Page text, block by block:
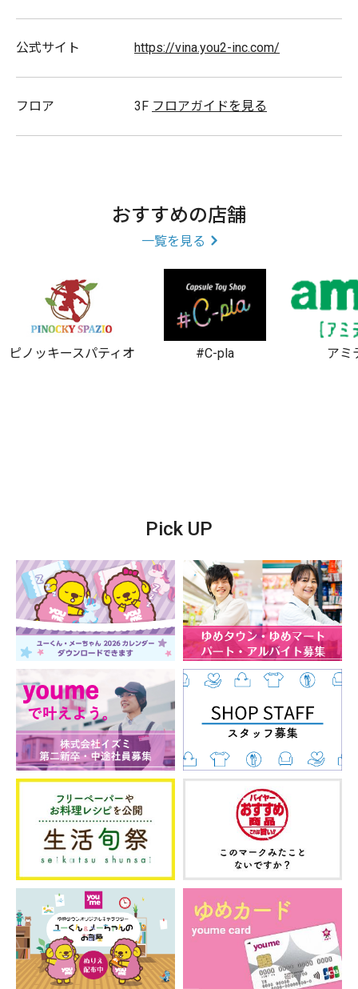
公式サイト https://vina.you2-inc.com/
フロア 3F フロアガイドを見る
おすすめの店舗
一覧を見る
ピノッキースパティオ #C-pla アミ
Pick UP